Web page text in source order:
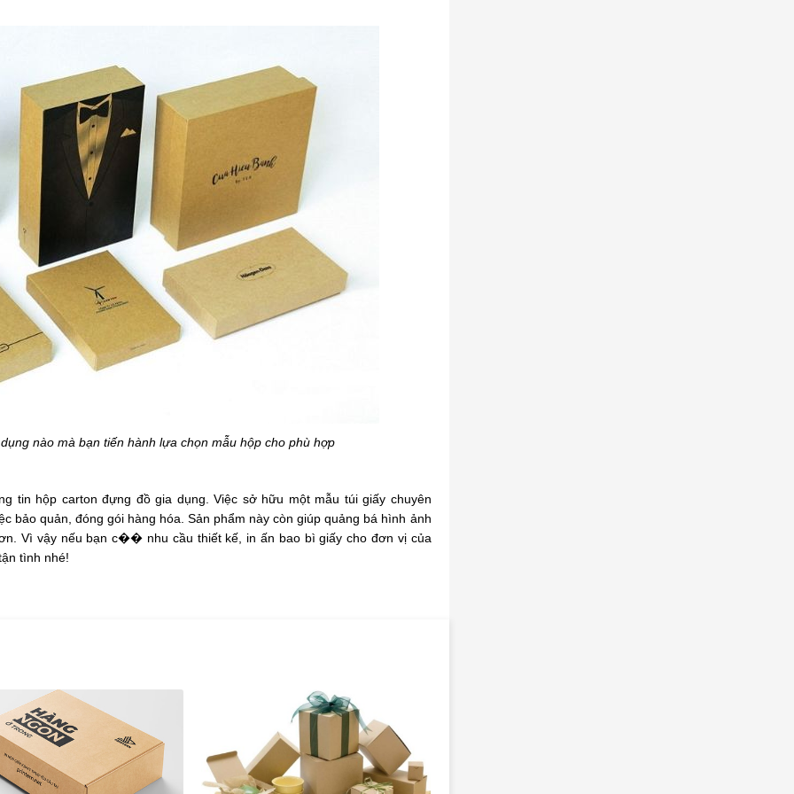
nào mà bạn tiến hành lựa chọn mẫu hộp cho phù hợp
tin hộp carton đựng đồ gia dụng. Việc sở hữu một mẫu túi giấy chuyên
bảo quản, đóng gói hàng hóa. Sản phẩm này còn giúp quảng bá hình ảnh
Vì vậy nếu bạn c�� nhu cầu thiết kế, in ấn bao bì giấy cho đơn vị của
tình nhé!